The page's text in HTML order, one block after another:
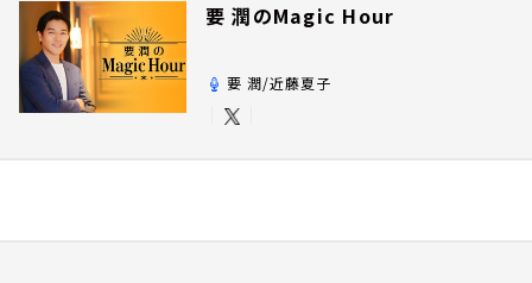
要 潤のMagic Hour
要 潤/近藤夏子